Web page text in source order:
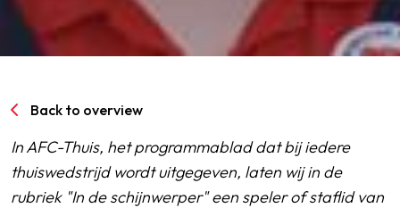
Back to overview
In AFC-Thuis, het programmablad dat bij iedere
thuiswedstrijd wordt uitgegeven, laten wij in de
rubriek "In de schijnwerper" een speler of staflid van